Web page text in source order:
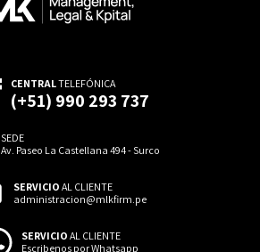
CENTRALTELEFÓNICA
(+51) 990 293 737
SEDE
Av. Paseo La Castellana 494 - Surco
SERVICIO AL CLIENTE
administracion@mlkfirm.pe
SERVICIO AL CLIENTE
Escribenos por Whatsapp